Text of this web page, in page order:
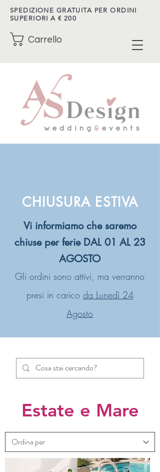
SPEDIZIONE GRATUITA PER ORDINI
SUPERIORI A € 200
Carrello
CHIUSURA ESTIVA
Vi informiamo che saremo
chiuse per ferie DAL 01 AL 23
AGOSTO
Gli ordini sono attivi, ma verranno
presi in carico da Lunedì 24
Agosto
Estate e Mare